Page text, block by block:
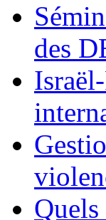
des